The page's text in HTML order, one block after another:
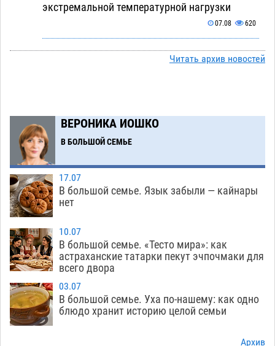
экстремальной температурной нагрузки
07.08 620
17:09
Астраханский котлован с мусором угрожает
плодородию Харабалинского района
коммунальную готовность астраханского
земельного массива для льготников
15:28
Тяга к сверхскоростям обошлась
астраханской логистической компании в 400
тысяч рублей
14:44
Астраханские кутилы сменили барные стойки
на полицейские дежурки
07.08
14:09
С 11 августа астраханские водоемы
обеспечат притоком в семь тысяч кубов
07.08 1246
13:29
Астраханский аэропорт попробует отбиться
519
Читать архив новостей
ВЕРОНИКА ИОШКО
В БОЛЬШОЙ СЕМЬЕ
17.07
В большой семье. Язык забыли — кайнары
нет
10.07
В большой семье. «Тесто мира»: как
астраханские татарки пекут эчпочмаки для
всего двора
03.07
В большой семье. Уха по-нашему: как одно
блюдо хранит историю целой семьи
Архив